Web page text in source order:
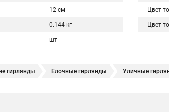
12 см
0.144 кг
шт
Цвет
Цвет
гирлянды Елочные гирлянды Уличные